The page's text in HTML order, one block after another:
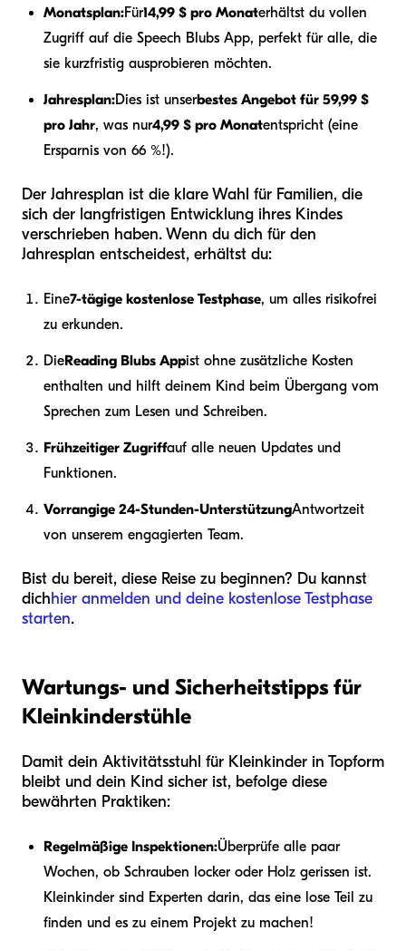
Monatsplan:Für14,99 $ pro Monaterhältst du vollen
Zugriff auf die Speech Blubs App, perfekt für alle, die
sie kurzfristig ausprobieren möchten.
Jahresplan:Dies ist unserbestes Angebot für 59,99 $
pro Jahr, was nur4,99 $ pro Monatentspricht (eine
Ersparnis von 66 %!).
Der Jahresplan ist die klare Wahl für Familien, die
sich der langfristigen Entwicklung ihres Kindes
verschrieben haben. Wenn du dich für den
Jahresplan entscheidest, erhältst du:
Eine7-tägige kostenlose Testphase, um alles risikofrei
zu erkunden.
DieReading Blubs Appist ohne zusätzliche Kosten
enthalten und hilft deinem Kind beim Übergang vom
Sprechen zum Lesen und Schreiben.
Frühzeitiger Zugriffauf alle neuen Updates und
Funktionen.
Vorrangige 24-Stunden-UnterstützungAntwortzeit
von unserem engagierten Team.
Bist du bereit, diese Reise zu beginnen? Du kannst
dichhier anmelden und deine kostenlose Testphase
starten.
Wartungs- und Sicherheitstipps für
Kleinkinderstühle
Damit dein Aktivitätsstuhl für Kleinkinder in Topform
bleibt und dein Kind sicher ist, befolge diese
bewährten Praktiken:
Regelmäßige Inspektionen:Überprüfe alle paar
Wochen, ob Schrauben locker oder Holz gerissen ist.
Kleinkinder sind Experten darin, das eine lose Teil zu
finden und es zu einem Projekt zu machen!